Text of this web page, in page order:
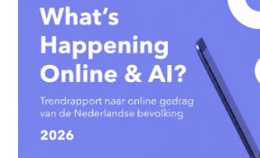
artikel is aangeleverd door
Research. ▼ De uitkomsten zijn…